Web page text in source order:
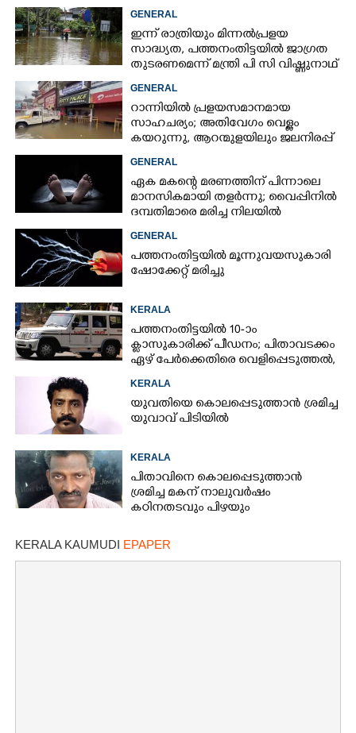
GENERAL
ഇന്ന് രാത്രിയും മിന്നൽപ്രളയ
സാദ്ധ്യത,​ പത്തനംതിട്ടയിൽ ജാഗ്രത
തുടരണമെന്ന് മന്ത്രി പി സി വിഷ്ണുനാഥ്
GENERAL
റാന്നിയിൽ പ്രളയസമാനമായ
സാഹചര്യം; അതിവേഗം വെള്ളം
കയറുന്നു, ആറന്മുളയിലും ജലനിരപ്പ്
GENERAL
ഏക മകന്റെ മരണത്തിന് പിന്നാലെ
മാനസികമായി തളർന്നു; വൈപ്പിനിൽ
ദമ്പതിമാരെ മരിച്ച നിലയിൽ
GENERAL
പത്തനംതിട്ടയിൽ മൂന്നുവയസുകാരി
ഷോക്കേറ്റ് മരിച്ചു
KERALA
പത്തനംതിട്ടയിൽ 10-ാം
ക്ലാസുകാരിക്ക് പീഡനം; പിതാവടക്കം
ഏഴ് പേർക്കെതിരെ വെളിപ്പെടുത്തൽ,
KERALA
യുവതിയെ കൊലപ്പെടുത്താൻ ശ്രമിച്ച
യുവാവ് പിടിയിൽ
KERALA
പിതാവിനെ കൊലപ്പെടുത്താൻ
ശ്രമിച്ച മകന് നാലുവർഷം
കഠിനതടവും പിഴയും
KERALA KAUMUDI EPAPER